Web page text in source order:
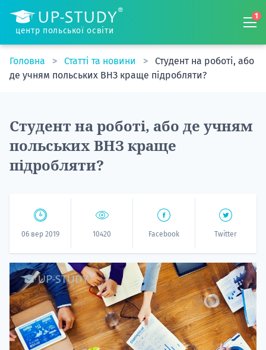
центр польської освіти
1
Головна Статті та новини
Студент на роботі, або
де учням польських ВНЗ краще підробляти?
Студент на роботі, або де учням
польських ВНЗ краще
підробляти?
06 вер 2019 10420 Facebook Twitter